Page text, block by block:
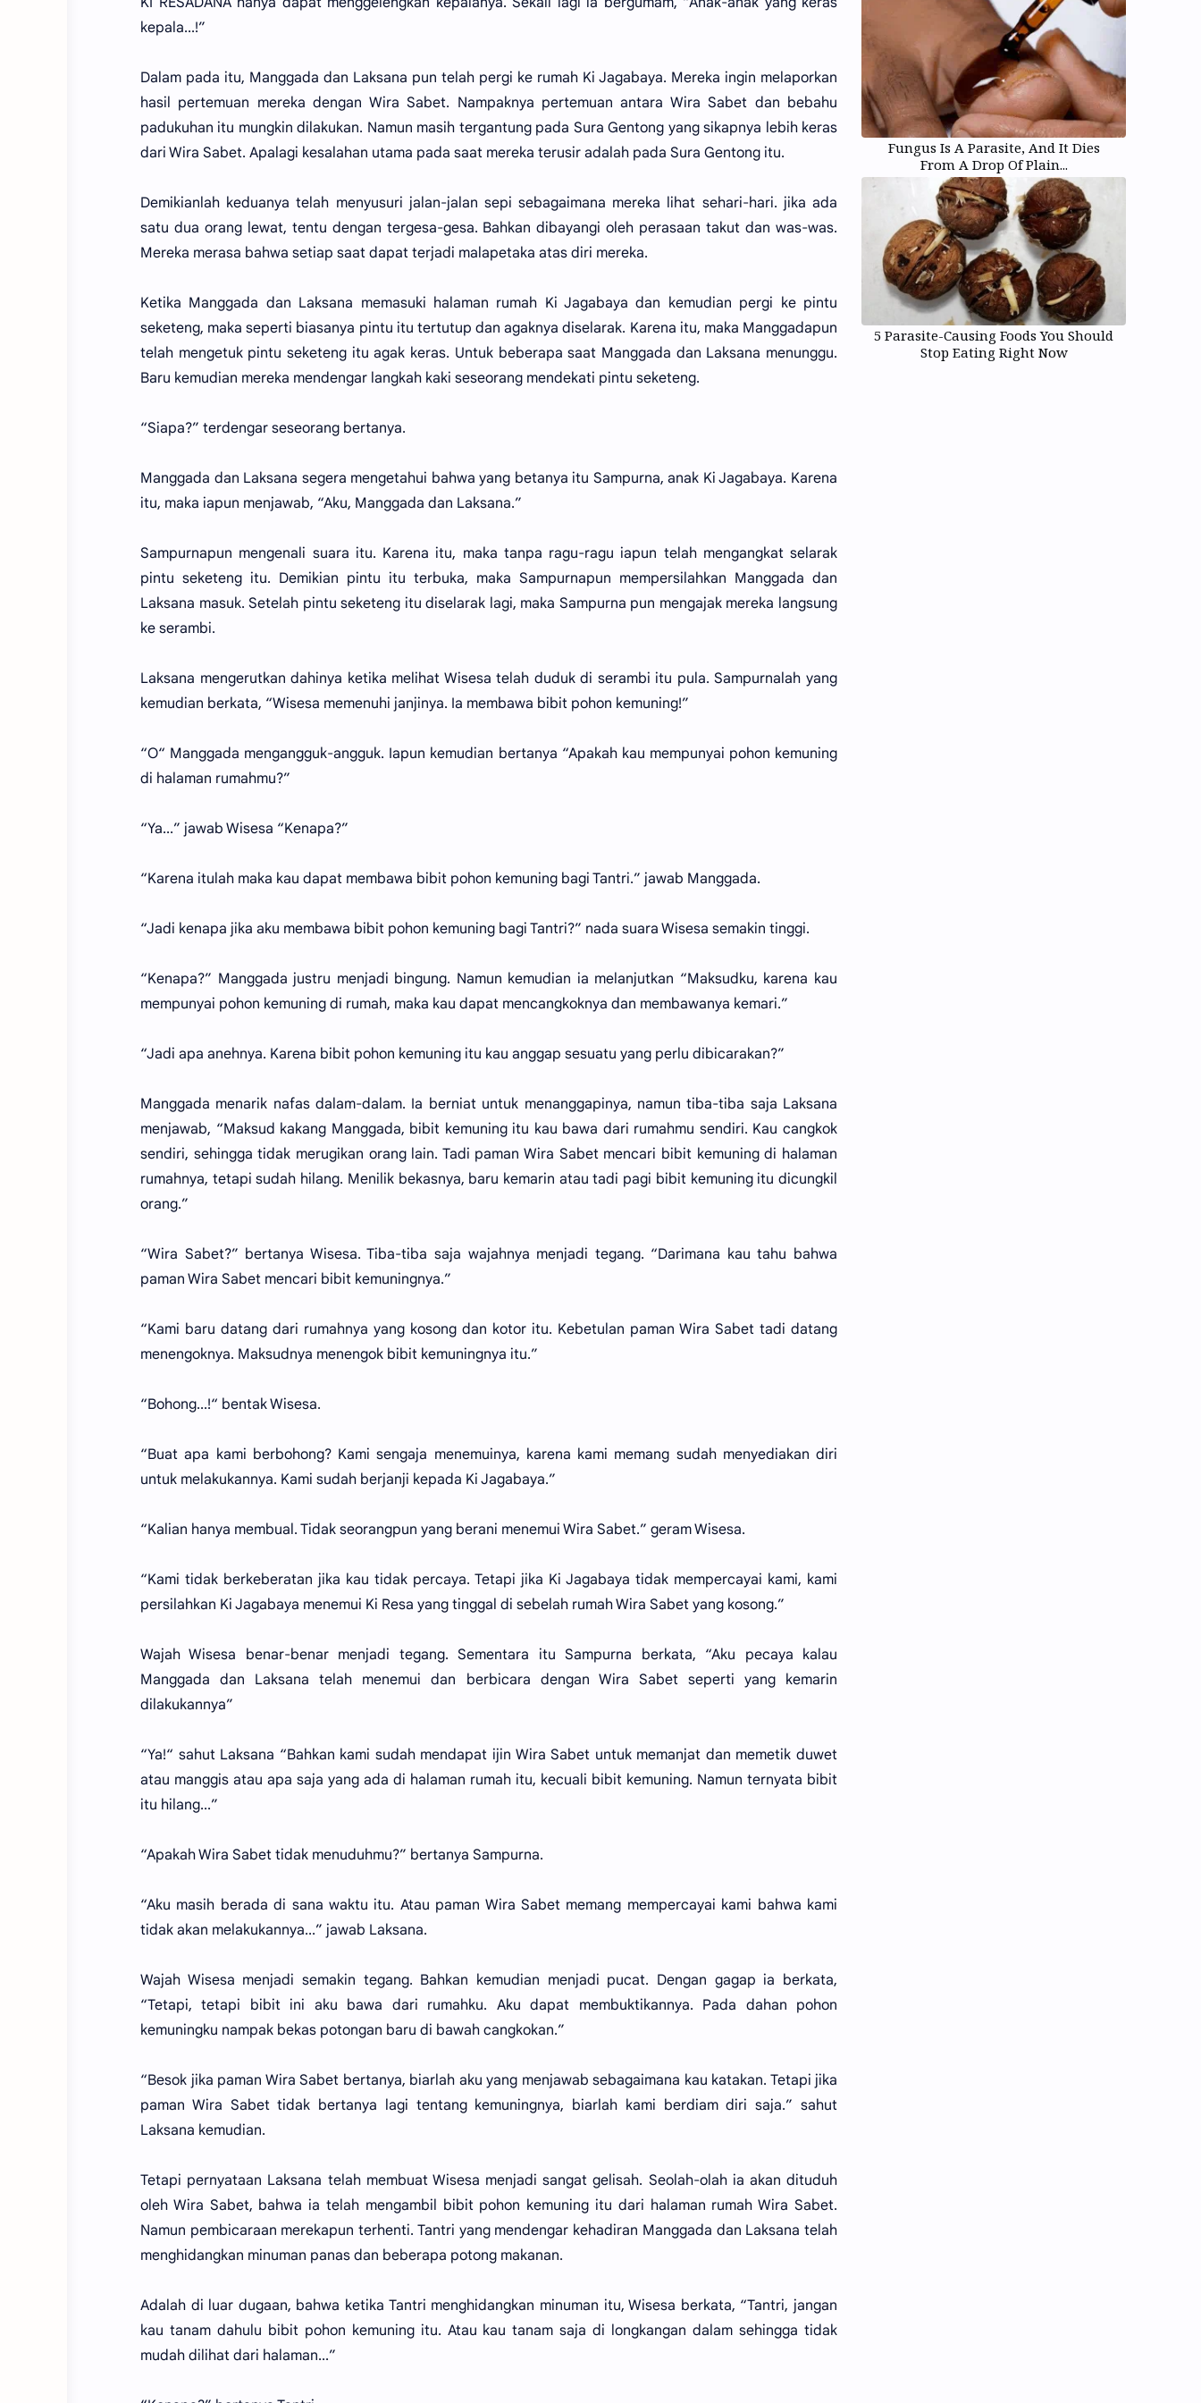
kepala...!”
Dalam pada itu, Manggada dan Laksana pun telah pergi ke rumah Ki Jagabaya. Mereka ingin melaporkan
hasil pertemuan mereka dengan Wira Sabet. Nampaknya pertemuan antara Wira Sabet dan bebahu
padukuhan itu mungkin dilakukan. Namun masih tergantung pada Sura Gentong yang sikapnya lebih keras
dari Wira Sabet. Apalagi kesalahan utama pada saat mereka terusir adalah pada Sura Gentong itu.
Demikianlah keduanya telah menyusuri jalan-jalan sepi sebagaimana mereka lihat sehari-hari. jika ada
satu dua orang lewat, tentu dengan tergesa-gesa. Bahkan dibayangi oleh perasaan takut dan was-was.
Mereka merasa bahwa setiap saat dapat terjadi malapetaka atas diri mereka.
Ketika Manggada dan Laksana memasuki halaman rumah Ki Jagabaya dan kemudian pergi ke pintu
seketeng, maka seperti biasanya pintu itu tertutup dan agaknya diselarak. Karena itu, maka Manggadapun
telah mengetuk pintu seketeng itu agak keras. Untuk beberapa saat Manggada dan Laksana menunggu.
Baru kemudian mereka mendengar langkah kaki seseorang mendekati pintu seketeng.
“Siapa?” terdengar seseorang bertanya.
Manggada dan Laksana segera mengetahui bahwa yang betanya itu Sampurna, anak Ki Jagabaya. Karena
itu, maka iapun menjawab, “Aku, Manggada dan Laksana.”
Sampurnapun mengenali suara itu. Karena itu, maka tanpa ragu-ragu iapun telah mengangkat selarak
pintu seketeng itu. Demikian pintu itu terbuka, maka Sampurnapun mempersilahkan Manggada dan
Laksana masuk. Setelah pintu seketeng itu diselarak lagi, maka Sampurna pun mengajak mereka langsung
ke serambi.
Laksana mengerutkan dahinya ketika melihat Wisesa telah duduk di serambi itu pula. Sampurnalah yang
kemudian berkata, “Wisesa memenuhi janjinya. Ia membawa bibit pohon kemuning!”
“O“ Manggada mengangguk-angguk. Iapun kemudian bertanya “Apakah kau mempunyai pohon kemuning
di halaman rumahmu?”
“Ya...” jawab Wisesa “Kenapa?”
“Karena itulah maka kau dapat membawa bibit pohon kemuning bagi Tantri.” jawab Manggada.
“Jadi kenapa jika aku membawa bibit pohon kemuning bagi Tantri?” nada suara Wisesa semakin tinggi.
“Kenapa?” Manggada justru menjadi bingung. Namun kemudian ia melanjutkan “Maksudku, karena kau
mempunyai pohon kemuning di rumah, maka kau dapat mencangkoknya dan membawanya kemari.”
“Jadi apa anehnya. Karena bibit pohon kemuning itu kau anggap sesuatu yang perlu dibicarakan?”
Manggada menarik nafas dalam-dalam. Ia berniat untuk menanggapinya, namun tiba-tiba saja Laksana
menjawab, “Maksud kakang Manggada, bibit kemuning itu kau bawa dari rumahmu sendiri. Kau cangkok
sendiri, sehingga tidak merugikan orang lain. Tadi paman Wira Sabet mencari bibit kemuning di halaman
rumahnya, tetapi sudah hilang. Menilik bekasnya, baru kemarin atau tadi pagi bibit kemuning itu dicungkil
orang.”
“Wira Sabet?” bertanya Wisesa. Tiba-tiba saja wajahnya menjadi tegang. “Darimana kau tahu bahwa
paman Wira Sabet mencari bibit kemuningnya.”
“Kami baru datang dari rumahnya yang kosong dan kotor itu. Kebetulan paman Wira Sabet tadi datang
menengoknya. Maksudnya menengok bibit kemuningnya itu.”
“Bohong...!“ bentak Wisesa.
“Buat apa kami berbohong? Kami sengaja menemuinya, karena kami memang sudah menyediakan diri
untuk melakukannya. Kami sudah berjanji kepada Ki Jagabaya.”
“Kalian hanya membual. Tidak seorangpun yang berani menemui Wira Sabet.” geram Wisesa.
“Kami tidak berkeberatan jika kau tidak percaya. Tetapi jika Ki Jagabaya tidak mempercayai kami, kami
persilahkan Ki Jagabaya menemui Ki Resa yang tinggal di sebelah rumah Wira Sabet yang kosong.”
Wajah Wisesa benar-benar menjadi tegang. Sementara itu Sampurna berkata, “Aku pecaya kalau
Manggada dan Laksana telah menemui dan berbicara dengan Wira Sabet seperti yang kemarin
dilakukannya”
“Ya!“ sahut Laksana “Bahkan kami sudah mendapat ijin Wira Sabet untuk memanjat dan memetik duwet
atau manggis atau apa saja yang ada di halaman rumah itu, kecuali bibit kemuning. Namun ternyata bibit
itu hilang...”
“Apakah Wira Sabet tidak menuduhmu?” bertanya Sampurna.
“Aku masih berada di sana waktu itu. Atau paman Wira Sabet memang mempercayai kami bahwa kami
tidak akan melakukannya...” jawab Laksana.
Wajah Wisesa menjadi semakin tegang. Bahkan kemudian menjadi pucat. Dengan gagap ia berkata,
“Tetapi, tetapi bibit ini aku bawa dari rumahku. Aku dapat membuktikannya. Pada dahan pohon
kemuningku nampak bekas potongan baru di bawah cangkokan.”
“Besok jika paman Wira Sabet bertanya, biarlah aku yang menjawab sebagaimana kau katakan. Tetapi jika
paman Wira Sabet tidak bertanya lagi tentang kemuningnya, biarlah kami berdiam diri saja.” sahut
Laksana kemudian.
Tetapi pernyataan Laksana telah membuat Wisesa menjadi sangat gelisah. Seolah-olah ia akan dituduh
oleh Wira Sabet, bahwa ia telah mengambil bibit pohon kemuning itu dari halaman rumah Wira Sabet.
Namun pembicaraan merekapun terhenti. Tantri yang mendengar kehadiran Manggada dan Laksana telah
menghidangkan minuman panas dan beberapa potong makanan.
Adalah di luar dugaan, bahwa ketika Tantri menghidangkan minuman itu, Wisesa berkata, “Tantri, jangan
kau tanam dahulu bibit pohon kemuning itu. Atau kau tanam saja di longkangan dalam sehingga tidak
mudah dilihat dari halaman...”
Fungus Is A Parasite, And It Dies
From A Drop Of Plain...
5 Parasite-Causing Foods You Should
Stop Eating Right Now